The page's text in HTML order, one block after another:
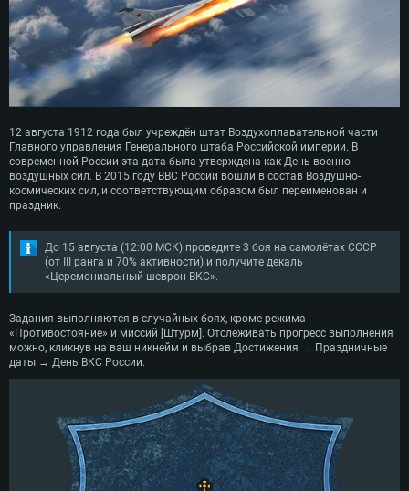
СИСТЕМНЫЕ ТРЕБОВАНИЯ
Для Linux
Минимальные
ОС: Windows 10 (64 bit)
Процессор: Dual-Core 2.2 GHz
Минимальные
Операционная система: Mac OS Big Sur 11.0
Процессор: Core i5, минимум 2.2GHz (Intel Xeon не поддерживается)
Минимальные
Операционная система: Современные дистрибутивы Linux 64bit
Процессор: Dual-Core 2.4 ГГц
12 августа 1912 года был учреждён штат Воздухоплавательной части
Главного управления Генерального штаба Российской империи. В
современной России эта дата была утверждена как День военно-
воздушных сил. В 2015 году ВВС России вошли в состав Воздушно-
космических сил, и соответствующим образом был переименован и
праздник.
До 15 августа (12:00 МСК) проведите 3 боя на самолётах СССР
(от III ранга и 70% активности) и получите декаль
«Церемониальный шеврон ВКС».
Задания выполняются в случайных боях, кроме режима
«Противостояние» и миссий [Штурм]. Отслеживать прогресс выполнения
можно, кликнув на ваш никнейм и выбрав Достижения → Праздничные
даты → День ВКС России.